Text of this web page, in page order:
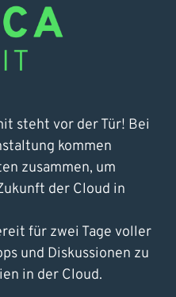
steht vor der Tür! Bei
kommen
zusammen, um
der Cloud in
für zwei Tage voller
und Diskussionen zu
in der Cloud.